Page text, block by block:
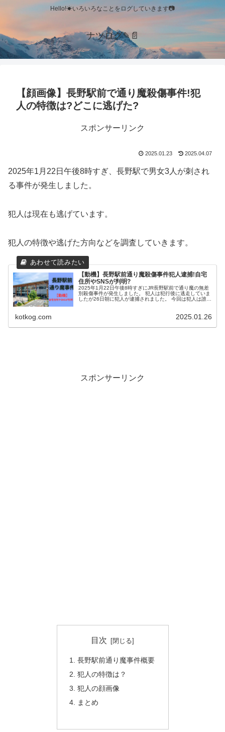
Hello!☀いろいろなことをログしていきます📷
ナツログ✎📄
【顔画像】長野駅前で通り魔殺傷事件!犯
人の特徴は?どこに逃げた?
スポンサーリンク
2025.01.23 2025.04.07
2025年1月22日午後8時すぎ、長野駅で男女3人が刺され
る事件が発生しました。
犯人は現在も逃げています。
犯人の特徴や逃げた方向などを調査していきます。
【動機】長野駅前通り魔殺傷事件犯人逮捕!自宅
住所やSNSが判明?
2025年1月22日午後8時すぎにJR長野駅前で通り魔の無差
別殺傷事件が発生しました。 犯人は犯行後に逃走していま
したが26日朝に犯人が逮捕されました。 今回は犯人は誰
kotkog.com 2025.01.26
スポンサーリンク
目次
長野駅前通り魔事件概要
犯人の特徴は？
犯人の顔画像
まとめ